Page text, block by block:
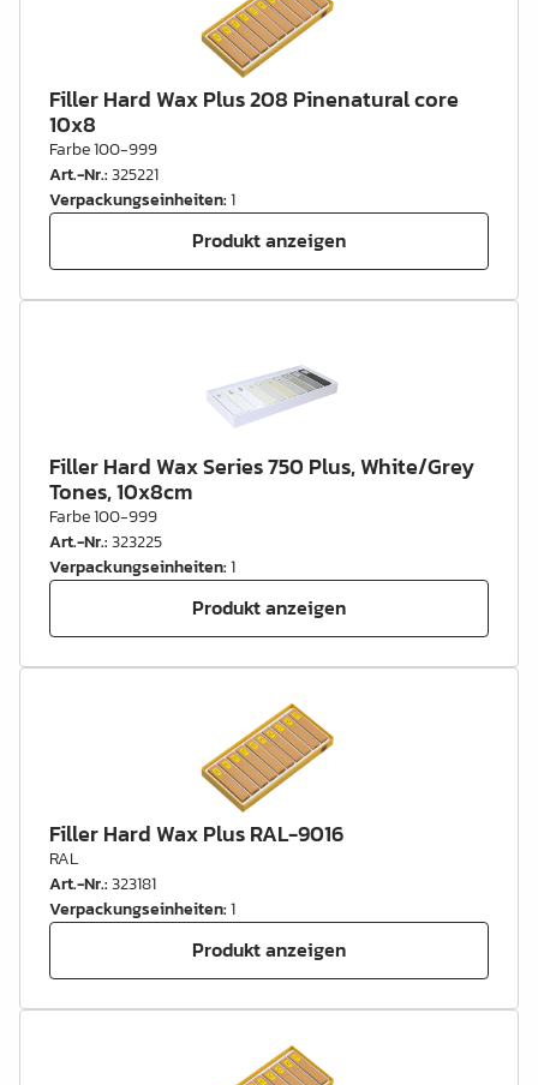
Filler Hard Wax Plus 208 Pinenatural core
10x8
Farbe 100-999
Art.-Nr.:325221
Verpackungseinheiten:1
Produkt anzeigen
Filler Hard Wax Series 750 Plus, White/Grey
Tones, 10x8cm
Farbe 100-999
Art.-Nr.:323225
Verpackungseinheiten:1
Produkt anzeigen
Filler Hard Wax Plus RAL-9016
RAL
Art.-Nr.:323181
Verpackungseinheiten:1
Produkt anzeigen